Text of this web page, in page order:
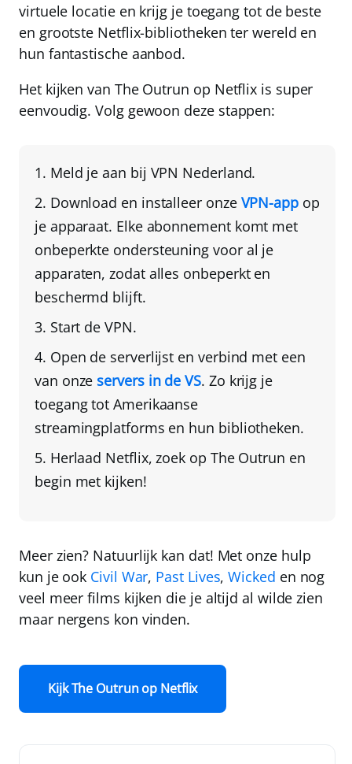
virtuele locatie en krijg je toegang tot de beste
en grootste Netflix-bibliotheken ter wereld en
hun fantastische aanbod.
Het kijken van The Outrun op Netflix is super
eenvoudig. Volg gewoon deze stappen:
Meld je aan bij VPN Nederland.
Download en installeer onze VPN-appop
je apparaat. Elke abonnement komt met
onbeperkte ondersteuning voor al je
apparaten, zodat alles onbeperkt en
beschermd blijft.
Start de VPN.
Open de serverlijst en verbind met een
van onzeservers in de VS. Zo krijg je
toegang tot Amerikaanse
streamingplatforms en hun bibliotheken.
Herlaad Netflix, zoek op The Outrun en
begin met kijken!
Meer zien? Natuurlijk kan dat! Met onze hulp
kun je ook Civil War, Past Lives,Wicked en nog
veel meer films kijken die je altijd al wilde zien
maar nergens kon vinden.
Kijk The Outrun op Netflix